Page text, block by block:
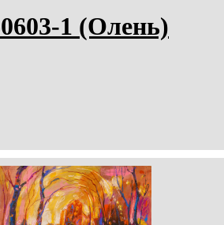
1 (Олень)